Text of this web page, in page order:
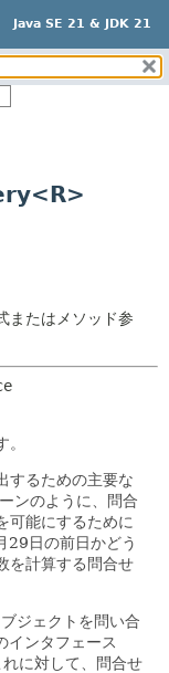
Java SE 21 & JDK 21
トラクタ
またはメソッド参
するための主要な
ンのように、問合
可能にするために
29日の前日かどう
を計算する問合せ
ジェクトを問い合
インタフェース
れに対して、問合せ